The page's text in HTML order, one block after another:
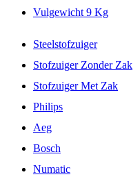
Vulgewicht 9 Kg
Steelstofzuiger
Stofzuiger Zonder Zak
Stofzuiger Met Zak
Philips
Aeg
Bosch
Numatic